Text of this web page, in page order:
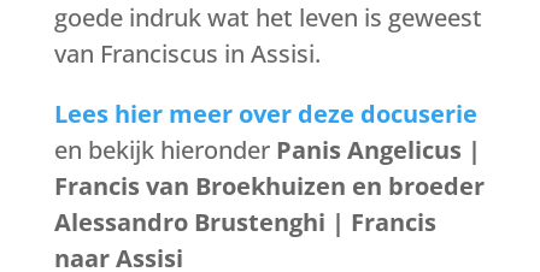
goede indruk wat het leven is geweest
van Franciscus in Assisi.
Lees hier meer over deze docuserie
en bekijk hieronder Panis Angelicus |
Francis van Broekhuizen en broeder
Alessandro Brustenghi | Francis
naar Assisi